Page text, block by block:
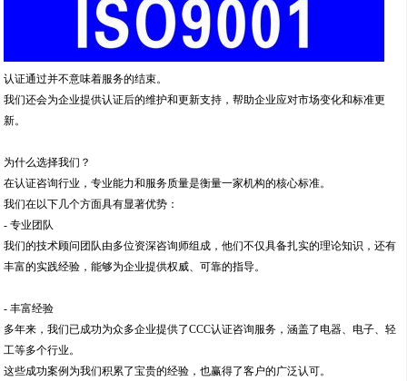
认证通过并不意味着服务的结束。
我们还会为企业提供认证后的维护和更新支持，帮助企业应对市场变化和标准更
新。
为什么选择我们？
在认证咨询行业，专业能力和服务质量是衡量一家机构的核心标准。
我们在以下几个方面具有显著优势：
- 专业团队
我们的技术顾问团队由多位资深咨询师组成，他们不仅具备扎实的理论知识，还有
丰富的实践经验，能够为企业提供权威、可靠的指导。
- 丰富经验
多年来，我们已成功为众多企业提供了CCC认证咨询服务，涵盖了电器、电子、轻
工等多个行业。
这些成功案例为我们积累了宝贵的经验，也赢得了客户的广泛认可。